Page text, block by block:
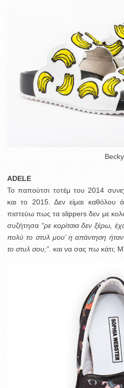
Becky
ADELE
Το παπούτσι τοτέμ του 2014
και το 2015. Δεν είμαι καθόλου
πιστεύω πως τα slippers δεν με
συζήτησα “ρε κορίτσια δεν ξέρω,
πολύ το στυλ μου’ η απάντηση
το στυλ σου;”. και να σας πω